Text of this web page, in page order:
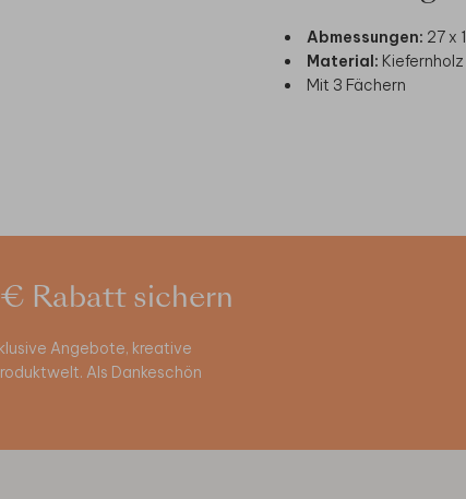
Abmessungen: 27 x
Material: Kiefernholz
Mit 3 Fächern
Rabatt sichern
Angebote, kreative
Als Dankeschön